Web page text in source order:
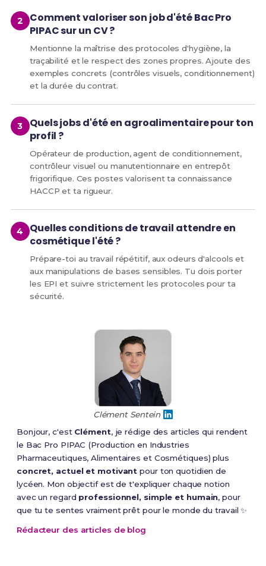
Comment valoriser son job d'été Bac Pro
PIPAC sur un CV ?
Mentionne la maîtrise des protocoles d'hygiène, la
traçabilité et le respect des zones propres. Ajoute des
exemples concrets (contrôles visuels, conditionnement)
et la durée du contrat.
Quels jobs d'été en agroalimentaire pour ton
profil ?
Opérateur de production, agent de conditionnement,
contrôleur visuel ou manutentionnaire en entrepôt
frigorifique. Ces postes valorisent ta connaissance
HACCP et ta rigueur.
Quelles conditions de travail attendre en
cosmétique l'été ?
Prépare-toi au travail répétitif, aux odeurs d'alcools et
aux manipulations de bases sensibles. Tu dois porter
les EPI et suivre strictement les protocoles pour ta
sécurité.
Clément Sentein
Bonjour, c'est Clément, je rédige des articles qui rendent
le Bac Pro PIPAC (Production en Industries
Pharmaceutiques, Alimentaires et Cosmétiques) plus
concret, actuel et motivant pour ton quotidien de
lycéen. Mon objectif est de t'expliquer chaque notion
avec un regard professionnel, simple et humain, pour
que tu te sentes vraiment prêt pour le monde du travail ✨
Rédacteur des articles de blog